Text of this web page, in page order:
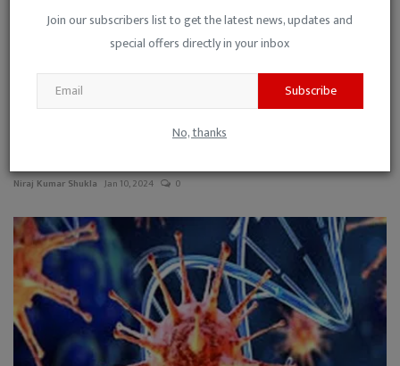
Join our subscribers list to get the latest news, updates and
special offers directly in your inbox
Subscribe
No, thanks
Niraj Kumar Shukla Jan 10, 2024 0